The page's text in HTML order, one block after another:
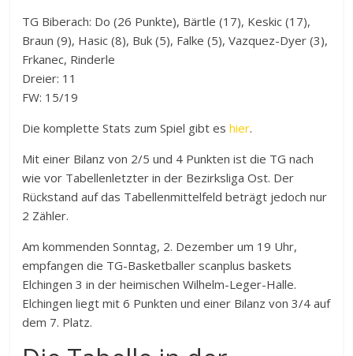
TG Biberach: Do (26 Punkte), Bärtle (17), Keskic (17),
Braun (9), Hasic (8), Buk (5), Falke (5), Vazquez-Dyer (3),
Frkanec, Rinderle
Dreier: 11
FW: 15/19
Die komplette Stats zum Spiel gibt eshier.
Mit einer Bilanz von 2/5 und 4 Punkten ist die TG nach
wie vor Tabellenletzter in der Bezirksliga Ost. Der
Rückstand auf das Tabellenmittelfeld beträgt jedoch nur
2 Zähler.
Am kommenden Sonntag, 2. Dezember um 19 Uhr,
empfangen die TG-Basketballer scanplus baskets
Elchingen 3 in der heimischen Wilhelm-Leger-Halle.
Elchingen liegt mit 6 Punkten und einer Bilanz von 3/4 auf
dem 7. Platz.